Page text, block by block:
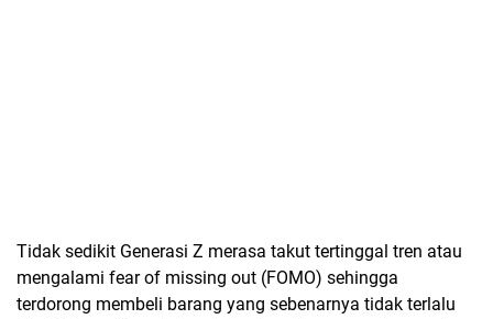
Tidak sedikit Generasi Z merasa takut tertinggal tren atau
mengalami fear of missing out (FOMO) sehingga
terdorong membeli barang yang sebenarnya tidak terlalu